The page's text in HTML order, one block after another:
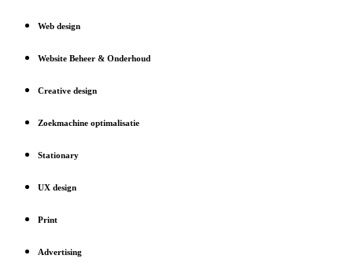
Web design
Website Beheer & Onderhoud
Creative design
Zoekmachine optimalisatie
Stationary
UX design
Print
Advertising